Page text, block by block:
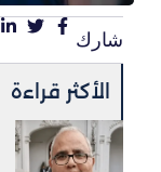
شارك
الأكثر قراءة